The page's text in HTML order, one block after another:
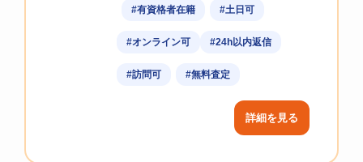
#有資格者在籍 #土日可
#オンライン可 #24h以内返信
#訪問可 #無料査定
詳細を見る